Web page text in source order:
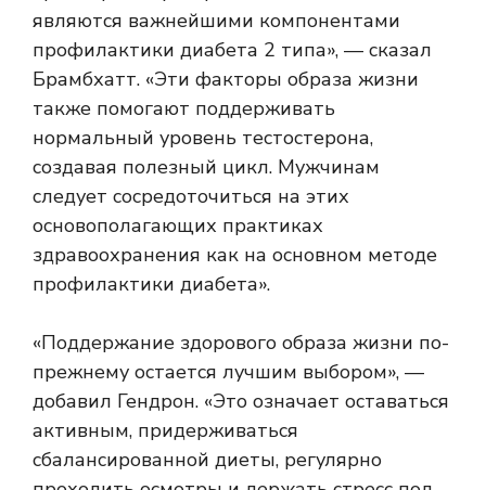
являются важнейшими компонентами
профилактики диабета 2 типа», — сказал
Брамбхатт. «Эти факторы образа жизни
также помогают поддерживать
нормальный уровень тестостерона,
создавая полезный цикл. Мужчинам
следует сосредоточиться на этих
основополагающих практиках
здравоохранения как на основном методе
профилактики диабета».
«Поддержание здорового образа жизни по-
прежнему остается лучшим выбором», —
добавил Гендрон. «Это означает оставаться
активным, придерживаться
сбалансированной диеты, регулярно